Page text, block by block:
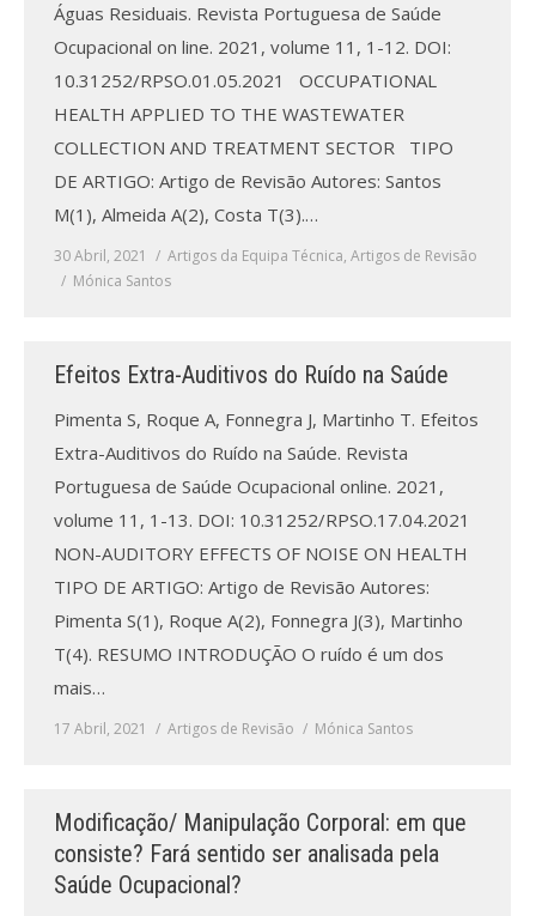
Bolsa de emprego (oferta/
procura)
Sugestões para os Leitores
Investigarem
Candidatura a revisor
Revistas previamente publicadas
Como publicitar na nossa revista
Informações adicionais
Estatísticas da Revista
Ficha técnica
Águas Residuais. Revista Portuguesa de Saúde
Ocupacional on line. 2021, volume 11, 1-12. DOI:
10.31252/RPSO.01.05.2021 OCCUPATIONAL
HEALTH APPLIED TO THE WASTEWATER
COLLECTION AND TREATMENT SECTOR TIPO
DE ARTIGO: Artigo de Revisão Autores: Santos
M(1), Almeida A(2), Costa T(3).…
30 Abril, 2021 Artigos da Equipa Técnica, Artigos de Revisão
Mónica Santos
Efeitos Extra-Auditivos do Ruído na Saúde
Pimenta S, Roque A, Fonnegra J, Martinho T. Efeitos
Extra-Auditivos do Ruído na Saúde. Revista
Portuguesa de Saúde Ocupacional online. 2021,
volume 11, 1-13. DOI: 10.31252/RPSO.17.04.2021
NON-AUDITORY EFFECTS OF NOISE ON HEALTH
TIPO DE ARTIGO: Artigo de Revisão Autores:
Pimenta S(1), Roque A(2), Fonnegra J(3), Martinho
T(4). RESUMO INTRODUÇÃO O ruído é um dos
mais…
17 Abril, 2021 Artigos de Revisão Mónica Santos
Modificação/ Manipulação Corporal: em que
consiste? Fará sentido ser analisada pela
Saúde Ocupacional?